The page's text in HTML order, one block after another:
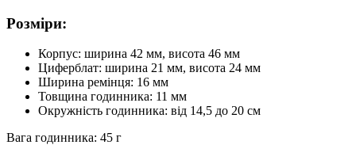
Розміри:
Корпус: ширина 42 мм, висота 46 мм
Циферблат: ширина 21 мм, висота 24 мм
Ширина ремінця: 16 мм
Товщина годинника: 11 мм
Окружність годинника: від 14,5 до 20 см
Вага годинника: 45 г